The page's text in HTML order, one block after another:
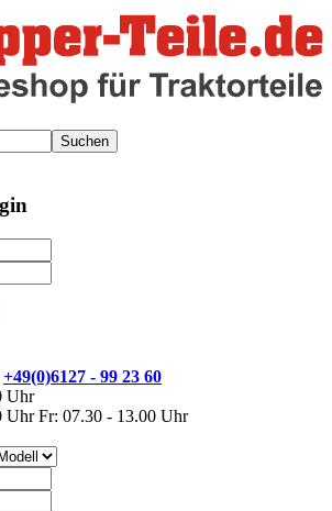
Suchen
+49(0)6127 - 99 23 60
Uhr
Uhr Fr: 07.30 - 13.00 Uhr